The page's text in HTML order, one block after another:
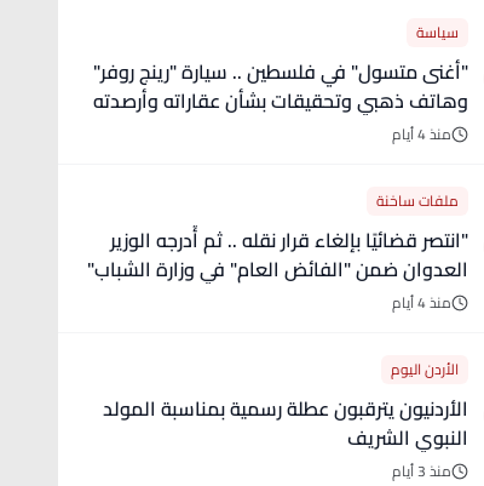
سياسة
"أغنى متسول" في فلسطين .. سيارة "رينج روفر"
وهاتف ذهبي وتحقيقات بشأن عقاراته وأرصدته
منذ 4 أيام
ملفات ساخنة
"انتصر قضائيًا بإلغاء قرار نقله .. ثم أُدرجه الوزير
العدوان ضمن "الفائض العام" في وزارة الشباب"
- تفاصيل
منذ 4 أيام
الأردن اليوم
الأردنيون يترقبون عطلة رسمية بمناسبة المولد
النبوي الشريف
منذ 3 أيام